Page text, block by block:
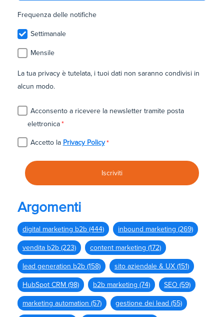
Frequenza delle notifiche
Settimanale
Mensile
La tua privacy è tutelata, i tuoi dati non saranno condivisi in
alcun modo.
Acconsento a ricevere la newsletter tramite posta
elettronica*
Accetto la Privacy Policy *
Argomenti
digital marketing b2b (444) inbound marketing (269)
vendita b2b (223) content marketing (172)
lead generation b2b (158) sito aziendale & UX (151)
HubSpot CRM (98) b2b marketing (74) SEO (59)
marketing automation (57) gestione dei lead (55)